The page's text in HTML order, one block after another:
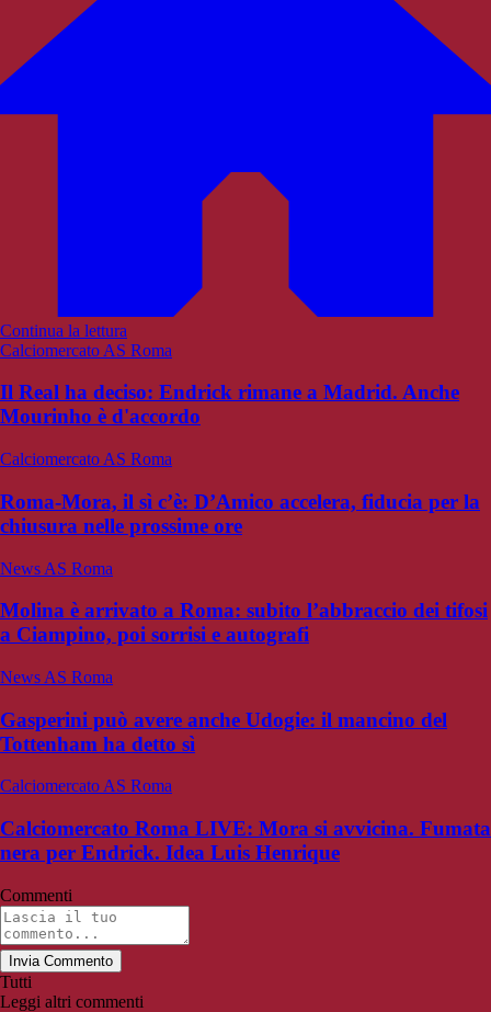
Continua la lettura
Calciomercato AS Roma
Il Real ha deciso: Endrick rimane a Madrid. Anche
Mourinho è d'accordo
Calciomercato AS Roma
Roma-Mora, il sì c’è: D’Amico accelera, fiducia per la
chiusura nelle prossime ore
News AS Roma
Molina è arrivato a Roma: subito l’abbraccio dei tifosi
a Ciampino, poi sorrisi e autografi
News AS Roma
Gasperini può avere anche Udogie: il mancino del
Tottenham ha detto sì
Calciomercato AS Roma
Calciomercato Roma LIVE: Mora si avvicina. Fumata
nera per Endrick. Idea Luis Henrique
Commenti
Invia Commento
Tutti
Leggi altri commenti